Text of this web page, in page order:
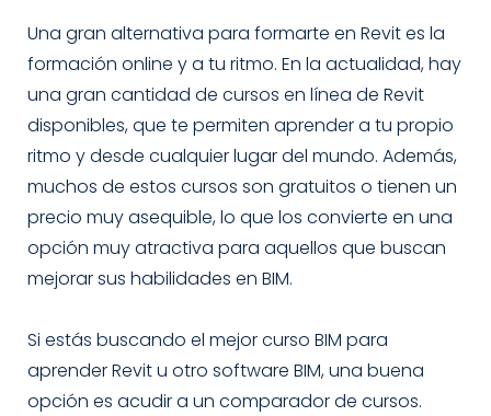
Una gran alternativa para formarte en Revit es la
formación online y a tu ritmo. En la actualidad, hay
una gran cantidad de cursos en línea de Revit
disponibles, que te permiten aprender a tu propio
ritmo y desde cualquier lugar del mundo. Además,
muchos de estos cursos son gratuitos o tienen un
precio muy asequible, lo que los convierte en una
opción muy atractiva para aquellos que buscan
mejorar sus habilidades en BIM.
Si estás buscando el mejor curso BIM para
aprender Revit u otro software BIM, una buena
opción es acudir a un comparador de cursos.